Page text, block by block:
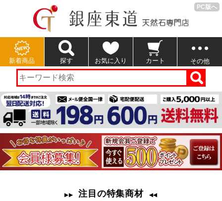
PC版へ
新着商品 探す お気に入り カート その他